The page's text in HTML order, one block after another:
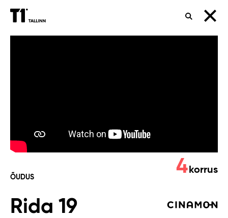
OTSING
ÕUDUS
Rida 19
4 korrus